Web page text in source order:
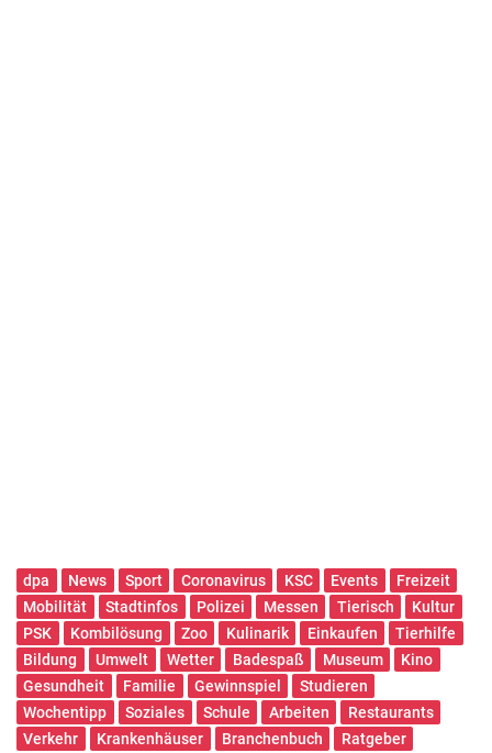
dpa News Sport Coronavirus KSC Events
Freizeit
Mobilität
Stadtinfos Polizei Messen Tierisch
Kultur
PSK
Kombilösung Zoo Kulinarik Einkaufen
Tierhilfe
Bildung
Umwelt Wetter Badespaß Museum
Kino
Gesundheit
Familie Gewinnspiel
Studieren
Wochentipp
Soziales Schule Arbeiten
Restaurants
Verkehr
Krankenhäuser Branchenbuch
Ratgeber